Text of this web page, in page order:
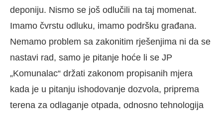
deponiju. Nismo se još odlučili na taj momenat.
Imamo čvrstu odluku, imamo podršku građana.
Nemamo problem sa zakonitim rješenjima ni da se
nastavi rad, samo je pitanje hoće li se JP
„Komunalac“ držati zakonom propisanih mjera
kada je u pitanju ishodovanje dozvola, priprema
terena za odlaganje otpada, odnosno tehnologija